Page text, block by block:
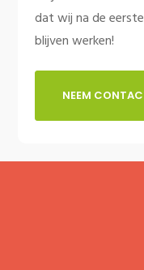
dat wij na de
blijven werken!
NEEM